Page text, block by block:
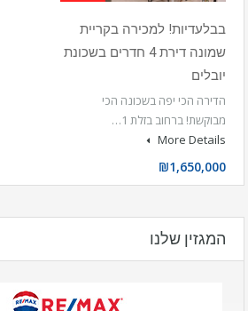
בבלעדיות! למכירה בקריית
שמונה דירת 4 חדרים בשכונת
יובלים
הדירה הכי יפה בשכונה הכי
מבוקשת! ברחוב בזלת 1…
More Details
₪1,650,000
המגזין שלנו